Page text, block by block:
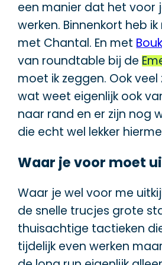
een manier dat het voor
werken. Binnenkort heb
met Chantal. En met
van roundtable bij de
moet ik zeggen. Ook veel
wat weet eigenlijk ook
naar rand en er zijn nog
die echt wel lekker
Waar je voor moet
Waar je wel voor me
de snelle trucjes grote
thuisachtige tactieken
tijdelijk even werken